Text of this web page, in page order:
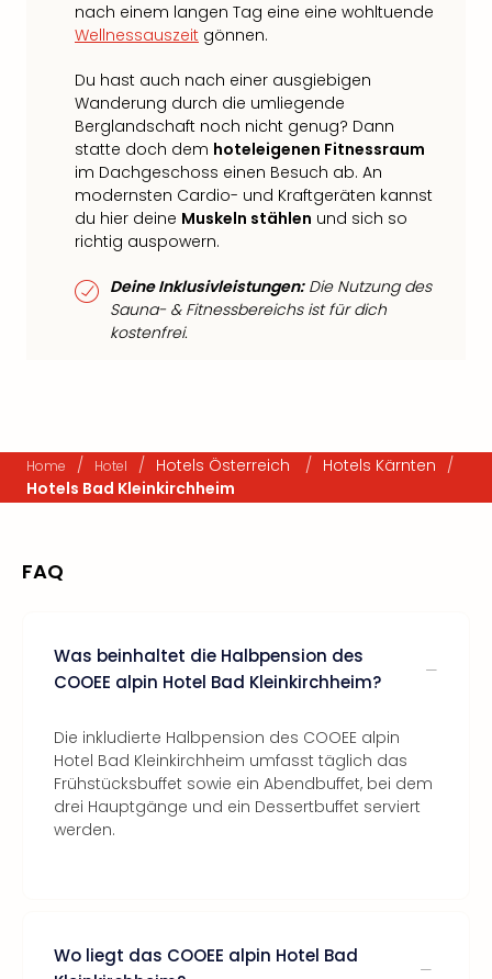
nach einem langen Tag eine eine wohltuende
Wellnessauszeit gönnen.
Du hast auch nach einer ausgiebigen
Wanderung durch die umliegende
Berglandschaft noch nicht genug? Dann
statte doch dem hoteleigenen Fitnessraum
im Dachgeschoss einen Besuch ab. An
modernsten Cardio- und Kraftgeräten kannst
du hier deine Muskeln stählen und sich so
richtig auspowern.
Deine Inklusivleistungen:Die Nutzung des
Sauna- & Fitnessbereichs ist für dich
kostenfrei.
Home / Hotel / Hotels Österreich / Hotels Kärnten /
Hotels Bad Kleinkirchheim
FAQ
Was beinhaltet die Halbpension des
COOEE alpin Hotel Bad Kleinkirchheim?
Die inkludierte Halbpension des COOEE alpin
Hotel Bad Kleinkirchheim umfasst täglich das
Frühstücksbuffet sowie ein Abendbuffet, bei dem
drei Hauptgänge und ein Dessertbuffet serviert
werden.
Wo liegt das COOEE alpin Hotel Bad